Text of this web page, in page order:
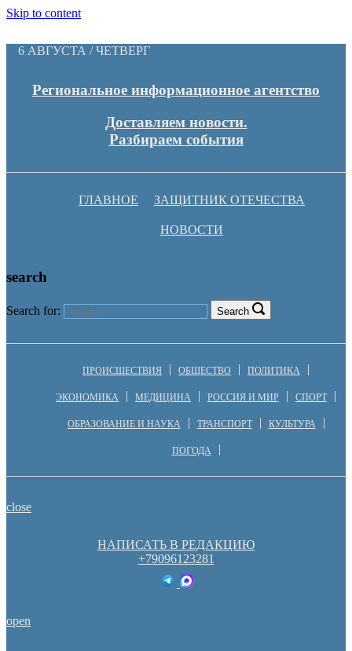
Skip to content
6 АВГУСТА / ЧЕТВЕРГ
Региональное информационное агентство
Доставляем новости.
Разбираем события
ГЛАВНОЕ ЗАЩИТНИК ОТЕЧЕСТВА
НОВОСТИ
search
Search for: Search
ПРОИСШЕСТВИЯ ОБЩЕСТВО ПОЛИТИКА
ЭКОНОМИКА МЕДИЦИНА РОССИЯ И МИР СПОРТ
ОБРАЗОВАНИЕ И НАУКА ТРАНСПОРТ КУЛЬТУРА
ПОГОДА
close
НАПИСАТЬ В РЕДАКЦИЮ
+79096123281
open